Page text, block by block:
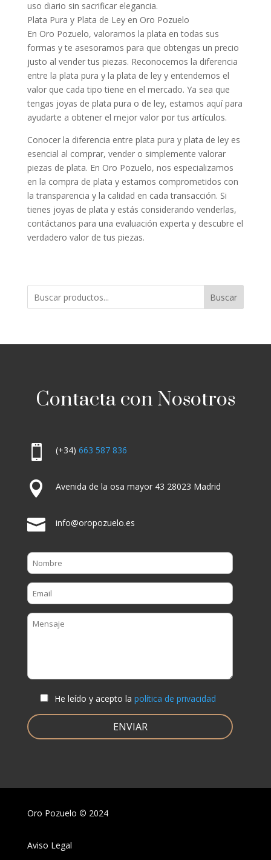
uso diario sin sacrificar elegancia.
Plata Pura y Plata de Ley en Oro Pozuelo
En Oro Pozuelo, valoramos la plata en todas sus
formas y te asesoramos para que obtengas un precio
justo al vender tus piezas. Reconocemos la diferencia
entre la plata pura y la plata de ley y entendemos el
valor que cada tipo tiene en el mercado. Ya sea que
tengas joyas de plata pura o de ley, estamos aquí para
ayudarte a obtener el mejor valor por tus artículos.
Conocer la diferencia entre plata pura y plata de ley es
esencial al comprar, vender o simplemente valorar
piezas de plata. En Oro Pozuelo, nos especializamos
en la compra de plata y estamos comprometidos con
la transparencia y la calidad en cada transacción. Si
tienes joyas de plata y estás considerando venderlas,
contáctanos para una evaluación experta y descubre el
verdadero valor de tus piezas.
Buscar
Contacta con Nosotros
 (+34) 663 587 836
 Avenida de la osa mayor 43 28023 Madrid
 info@oropozuelo.es
He leído y acepto la política de privacidad
Oro Pozuelo © 2024
Aviso Legal